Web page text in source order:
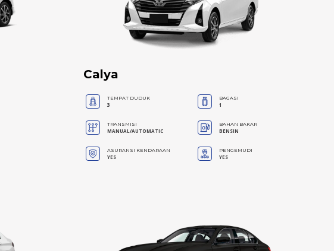
Calya
TEMPAT DUDUK
3
BAGASI
1
TRANSMISI
MANUAL/AUTOMATIC
BAHAN BAKAR
BENSIN
ASURANSI KENDARAAN
YES
PENGEMUDI
YES